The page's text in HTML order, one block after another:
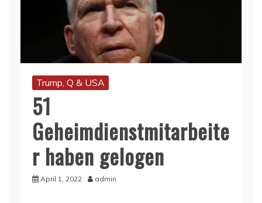
Trump, Q & USA
51
Geheimdienstmitarbeite
r haben gelogen
April 1, 2022 admin